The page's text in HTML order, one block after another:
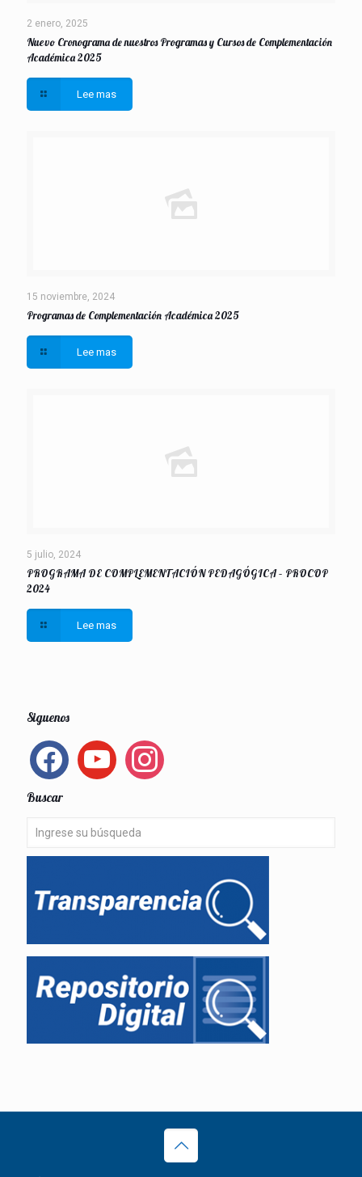
2 enero, 2025
Nuevo Cronograma de nuestros Programas y Cursos de Complementación
Académica 2025
Lee mas
15 noviembre, 2024
Programas de Complementación Académica 2025
Lee mas
5 julio, 2024
PROGRAMA DE COMPLEMENTACIÓN PEDAGÓGICA – PROCOP
2024
Lee mas
Siguenos
facebook youtube instagram
Buscar